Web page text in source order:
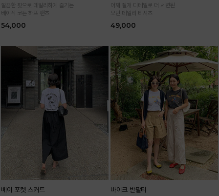
깔끔한 핏으로 데일리하게 즐기는
베이직 코튼 하프 팬츠
54,000
어깨 절개 디테일로 더 세련된
모던 데일리 티셔츠
49,000
베이 포켓 스커트 바이크 반팔티